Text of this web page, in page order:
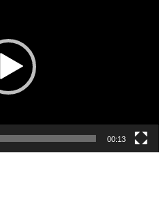
00:13